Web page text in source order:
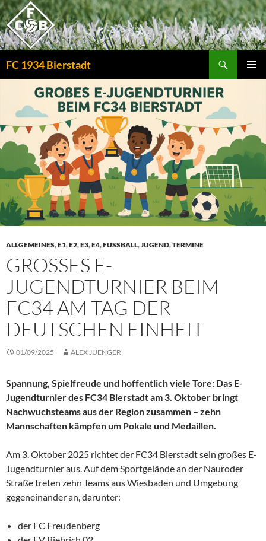
Zum
Inhalt
springen
FC 1934 Bierstadt
ALLGEMEINES,E1,E2,E3,E4,FUSSBALL,JUGEND,TERMINE
GROSSES E-J
UGENDTURNIER BEIM F
C34 AM TAG DER D
EUTSCHEN EINHEIT
01/09/2025 ALEX JUENGER
Spannung, Spielfreude und hoffentlich viele Tore: Das E-
Jugendturnier des FC34 Bierstadt am 3. Oktober bringt
Nachwuchsteams aus der Region zusammen – zehn
Mannschaften kämpfen um Pokale und Medaillen.
Am 3. Oktober 2025 richtet der FC34 Bierstadt sein großes E-
Jugendturnier aus. Auf dem Sportgelände an der Nauroder
Straße treten zehn Teams aus Wiesbaden und Umgebung
gegeneinander an, darunter:
der FC Freudenberg